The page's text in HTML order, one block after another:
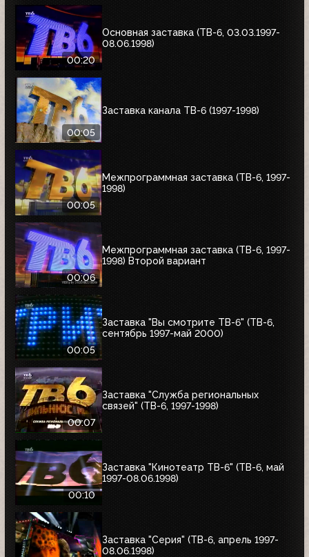
00:20
Основная заставка (ТВ-6, 03.03.1997-
08.06.1998)
00:05
Заставка канала ТВ-6 (1997-1998)
00:05
Межпрограммная заставка (ТВ-6, 1997-
1998)
00:06
Межпрограммная заставка (ТВ-6, 1997-
1998) Второй вариант
00:05
Заставка "Вы смотрите ТВ-6" (ТВ-6,
сентябрь 1997-май 2000)
00:07
Заставка "Служба региональных
связей" (ТВ-6, 1997-1998)
00:10
Заставка "Кинотеатр ТВ-6" (ТВ-6, май
1997-08.06.1998)
Заставка "Серия" (ТВ-6, апрель 1997-
08.06.1998)